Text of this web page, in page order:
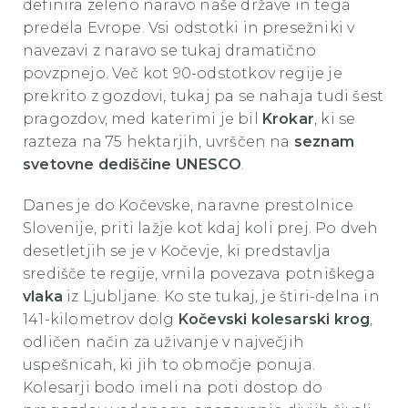
definira zeleno naravo naše države in tega
predela Evrope. Vsi odstotki in presežniki v
navezavi z naravo se tukaj dramatično
povzpnejo. Več kot 90-odstotkov regije je
prekrito z gozdovi, tukaj pa se nahaja tudi šest
pragozdov, med katerimi je bil Krokar, ki se
razteza na 75 hektarjih, uvrščen na seznam
svetovne dediščine UNESCO.
Danes je do Kočevske, naravne prestolnice
Slovenije, priti lažje kot kdaj koli prej. Po dveh
desetletjih se je v Kočevje, ki predstavlja
središče te regije, vrnila povezava potniškega
vlaka iz Ljubljane. Ko ste tukaj, je štiri-delna in
141-kilometrov dolg Kočevski kolesarski krog,
odličen način za uživanje v največjih
uspešnicah, ki jih to območje ponuja.
Kolesarji bodo imeli na poti dostop do